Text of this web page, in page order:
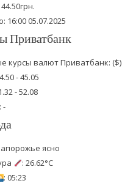
16:00 05.07.2025
Приватбанк
курсы валют Приватбанк: ($)
- 45.05
- 52.08
: -
ясно
: 26.62°C
: 05:23